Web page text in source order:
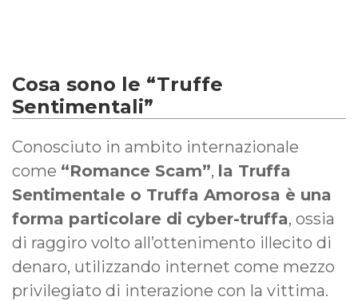
Cosa sono le “Truffe
Sentimentali”
Conosciuto in ambito internazionale
come “Romance Scam”, la Truffa
Sentimentale o Truffa Amorosa è una
forma particolare di cyber-truffa, ossia
di raggiro volto all’ottenimento illecito di
denaro, utilizzando internet come mezzo
privilegiato di interazione con la vittima.